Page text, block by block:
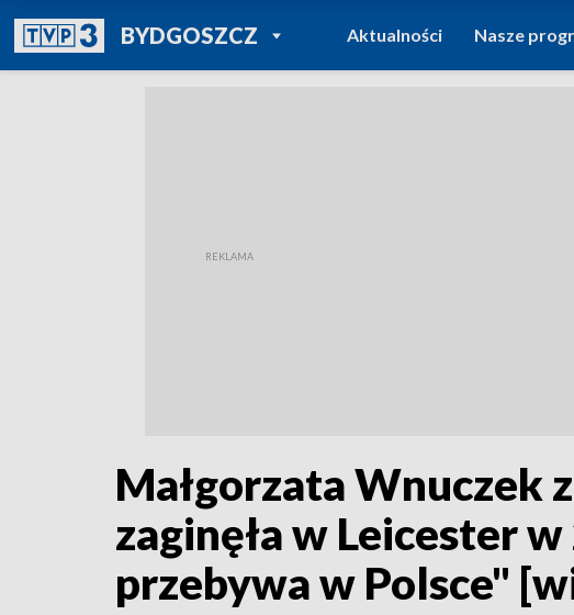
BYDGOSZCZPOWRÓT DO
TVP REGIONY
Aktualności Nasze
Małgorzata Wnuczek
zaginęła w Leicester
przebywa w Polsce"